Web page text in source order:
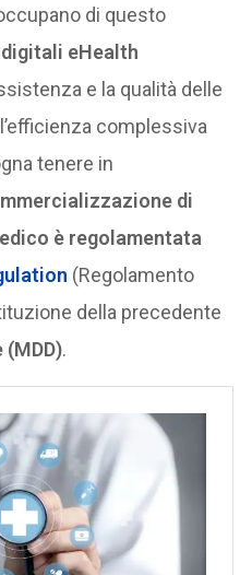
di questo
eHealth
e la qualità delle
complessiva
tenere in
di
è regolamentata
(Regolamento
della precedente
.